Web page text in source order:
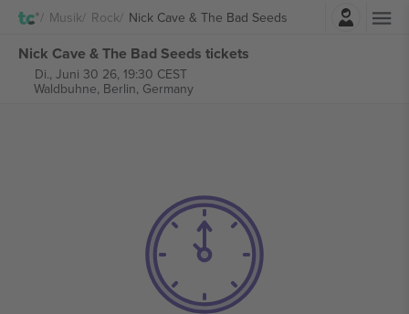
Musik Rock Nick Cave & The Bad Seeds
Einloggen
Nick Cave & The Bad Seeds tickets
Di., Juni 30 26, 19:30 CEST
Waldbuhne, Berlin, Germany